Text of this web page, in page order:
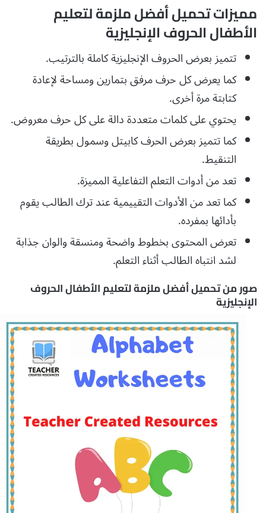
مميزات تحميل أفضل ملزمة لتعليم
الأطفال الحروف الإنجليزية
تتميز بعرض الحروف الإنجليزية كاملة بالترتيب.
كما يعرض كل حرف مرفق بتمارين ومساحة لإعادة
كتابتة مرة أخرى.
يحتوي على كلمات متعددة دالة على كل حرف معروض.
كما تتميز بعرض الحرف كابيتل وسمول بطريقة
التنقيط.
تعد من أدوات التعلم التفاعلية المميزة.
كما تعد من الأدوات التقييمية عند ترك الطالب يقوم
بأدائها بمفرده.
تعرض المحتوى بخطوط واضحة ومنسقة والوان جذابة
لشد انتباه الطالب أثناء التعلم.
صور من تحميل أفضل ملزمة لتعليم الأطفال الحروف
الإنجليزية